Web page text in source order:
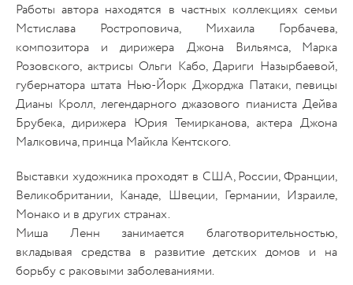
Работы автора находятся в частных коллекциях семьи
Мстислава Ростроповича, Михаила Горбачева,
композитора и дирижера Джона Вильямса, Марка
Розовского, актрисы Ольги Кабо, Дариги Назырбаевой,
губернатора штата Нью-Йорк Джорджа Патаки, певицы
Дианы Кролл, легендарного джазового пианиста Дейва
Брубека, дирижера Юрия Темирканова, актера Джона
Малковича, принца Майкла Кентского.
Выставки художника проходят в США, России, Франции,
Великобритании, Канаде, Швеции, Германии, Израиле,
Монако и в других странах.
Миша Ленн занимается благотворительностью,
вкладывая средства в развитие детских домов и на
борьбу с раковыми заболеваниями.